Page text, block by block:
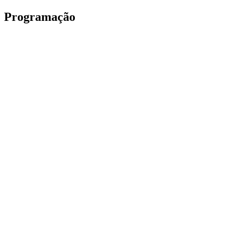
Programação